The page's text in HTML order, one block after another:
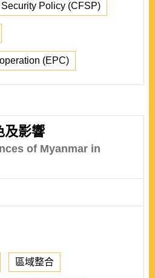
Policy (CFSP)
(EPC)
及影響
of Myanmar in
區域整合